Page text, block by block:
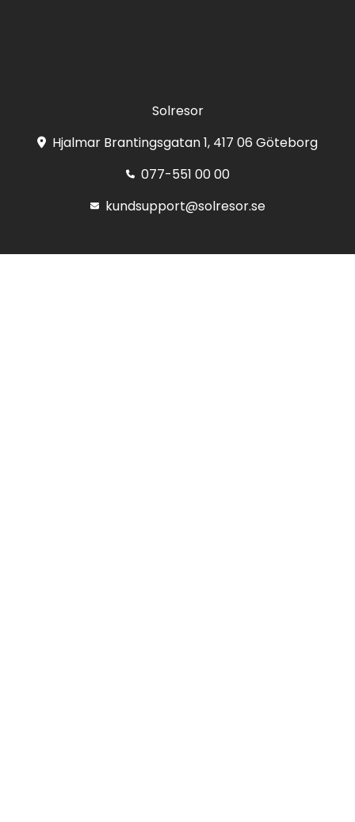
Solresor
Hjalmar Brantingsgatan 1, 417 06 Göteborg
077-551 00 00
kundsupport@solresor.se